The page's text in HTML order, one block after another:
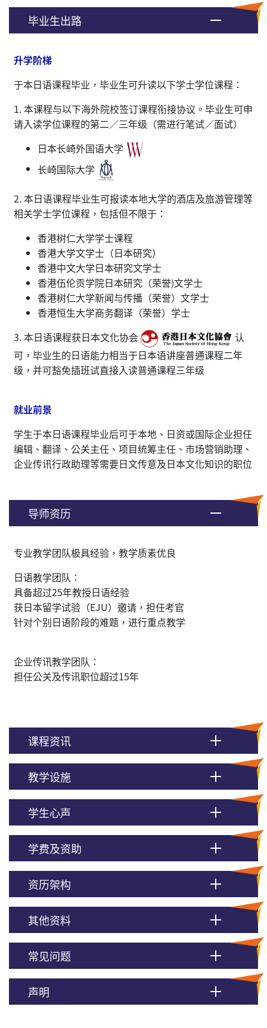
毕业生出路
升学阶梯
于本日语课程毕业，毕业生可升读以下学士学位课程：
1. 本课程与以下海外院校签订课程衔接协议。毕业生可申
请入读学位课程的第二／三年级（需进行笔试／面试）
日本长崎外国语大学
长崎国际大学
2. 本日语课程毕业生可报读本地大学的酒店及旅游管理等
相关学士学位课程，包括但不限于：
香港树仁大学学士课程
香港大学文学士（日本研究）
香港中文大学日本研究文学士
香港伍伦贡学院日本研究（荣誉)文学士
香港树仁大学新闻与传播（荣誉）文学士
香港恒生大学商务翻译（荣誉）学士
3. 本日语课程获日本文化协会
认
可，毕业生的日语能力相当于日本语讲座普通课程二年
级，并可豁免插班试直接入读普通课程三年级
就业前景
学生于本日语课程毕业后可于本地、日资或国际企业担任
编辑、翻译、公关主任、项目统筹主任、市场营销助理、
企业传讯行政助理等需要日文传意及日本文化知识的职位
导师资历
专业教学团队极具经验，教学质素优良
日语教学团队：
具备超过25年教授日语经验
获日本留学试验（EJU）邀请，担任考官
针对个别日语阶段的难题，进行重点教学
企业传讯教学团队：
担任公关及传讯职位超过15年
课程资讯
教学设施
学生心声
学费及资助
资历架构
其他资料
常见问题
声明